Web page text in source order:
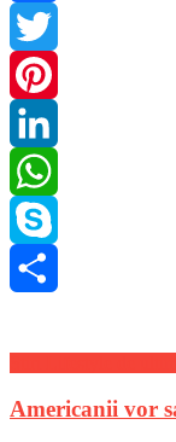
Facebook
Twitter
Pinterest
LinkedIn
WhatsApp
Skype
Americanii vor